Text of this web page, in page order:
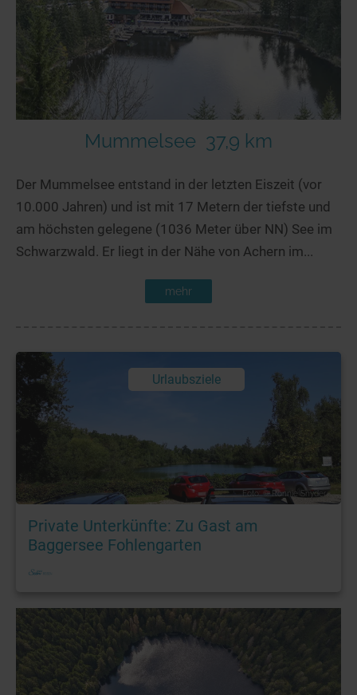
Mummelsee 37,9 km
Der Mummelsee entstand in der letzten Eiszeit (vor
10.000 Jahren) und ist mit 17 Metern der tiefste und
am höchsten gelegene (1036 Meter über NN) See im
Schwarzwald. Er liegt in der Nähe von Achern im...
mehr
Urlaubsziele
Foto: © Ronnie Snyder
Private Unterkünfte: Zu Gast am
Baggersee Fohlengarten